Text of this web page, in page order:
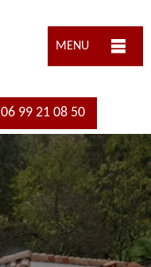
MENU
06 99 21 08 50